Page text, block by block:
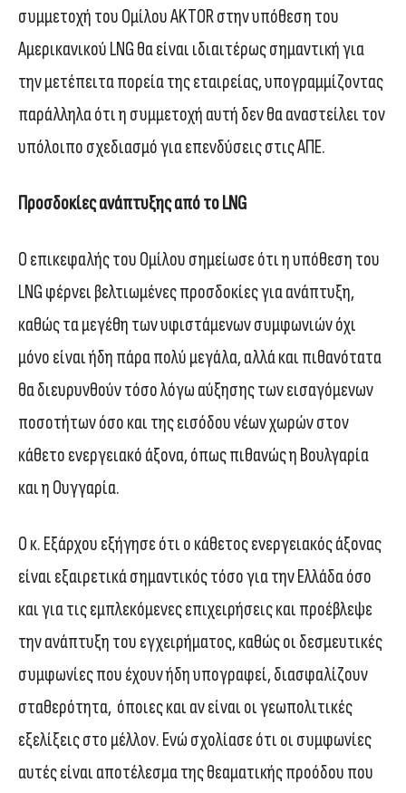
συμμετοχή του Ομίλου AKTOR στην υπόθεση του
Αμερικανικού LNG θα είναι ιδιαιτέρως σημαντική για
την μετέπειτα πορεία της εταιρείας, υπογραμμίζοντας
παράλληλα ότι η συμμετοχή αυτή δεν θα αναστείλει τον
υπόλοιπο σχεδιασμό για επενδύσεις στις ΑΠΕ.
Προσδοκίες ανάπτυξης από τοLNG
Ο επικεφαλής του Ομίλου σημείωσε ότι η υπόθεση του
LNG φέρνει βελτιωμένες προσδοκίες για ανάπτυξη,
καθώς τα μεγέθη των υφιστάμενων συμφωνιών όχι
μόνο είναι ήδη πάρα πολύ μεγάλα, αλλά και πιθανότατα
θα διευρυνθούν τόσο λόγω αύξησης των εισαγόμενων
ποσοτήτων όσο και της εισόδου νέων χωρών στον
κάθετο ενεργειακό άξονα, όπως πιθανώς η Βουλγαρία
και η Ουγγαρία.
Ο κ. Εξάρχου εξήγησε ότι ο κάθετος ενεργειακός άξονας
είναι εξαιρετικά σημαντικός τόσο για την Ελλάδα όσο
και για τις εμπλεκόμενες επιχειρήσεις και προέβλεψε
την ανάπτυξη του εγχειρήματος, καθώς οι δεσμευτικές
συμφωνίες που έχουν ήδη υπογραφεί, διασφαλίζουν
σταθερότητα, όποιες και αν είναι οι γεωπολιτικές
εξελίξεις στο μέλλον. Ενώ σχολίασε ότι οι συμφωνίες
αυτές είναι αποτέλεσμα της θεαματικής προόδου που